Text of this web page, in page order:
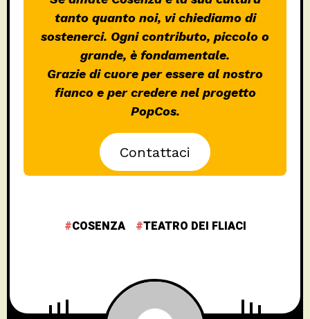
tanto quanto noi, vi chiediamo di
sostenerci. Ogni contributo, piccolo o
grande, è fondamentale.
Grazie di cuore per essere al nostro
fianco e per credere nel progetto
PopCos.
Contattaci
COSENZA TEATRO DEI FLIACI